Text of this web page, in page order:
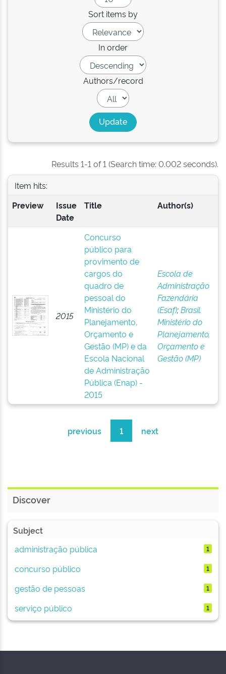
Sort items by
In order
Authors/record
Results 1-1 of 1 (Search time: 0.002 seconds).
Item hits:
Preview
Issue
Date
Title Author(s)
2015
Concurso
público para
provimento de
cargos do
quadro de
pessoal do
Ministério do
Planejamento,
Orçamento e
Gestão (MP) e da
Escola Nacional
de Administração
Pública (Enap) -
2015
Escola de
Administração
Fazendária
(Esaf);Brasil.
Ministério do
Planejamento,
Orçamento e
Gestão (MP)
previous 1 next
Discover
Subject
administração pública
1
concurso público 1
gestão de pessoas 1
serviço público 1